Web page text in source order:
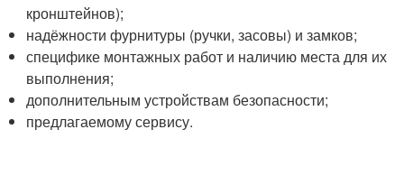
кронштейнов);
надёжности фурнитуры (ручки, засовы) и замков;
специфике монтажных работ и наличию места для их
выполнения;
дополнительным устройствам безопасности;
предлагаемому сервису.